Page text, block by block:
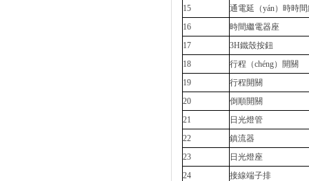
15
通電延（yán）時時
16
時間繼電器座
17
3H鐵殼按鈕
18
行程（chéng）開關
19
行程開關
20
倒順開關
21
日光燈管
22
鎮流器
23
日光燈座
24
接線端子排